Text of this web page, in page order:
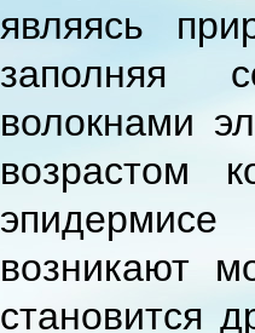
являясь
заполняя
волокнами
возрастом
возникают
становится